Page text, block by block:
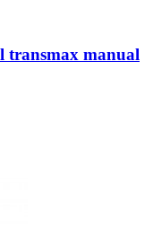
transmax manual